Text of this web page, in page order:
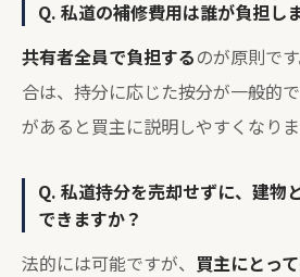
Q. 私道の補修費用は誰が負担し
共有者全員で負担するのが原則で
合は、持分に応じた按分が一般的
があると買主に説明しやすくなりま
Q. 私道持分を売却せずに、建物
できますか？
法的には可能ですが、 買主にとっ